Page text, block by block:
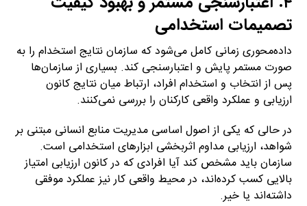
تصمیمات استخدامی
داده‌محوری زمانی کامل می‌شود که سازمان نتایج استخدام را به
صورت مستمر پایش و اعتبارسنجی کند. بسیاری از سازمان‌ها
پس از انتخاب و استخدام افراد، ارتباط میان نتایج کانون
ارزیابی و عملکرد واقعی کارکنان را بررسی نمی‌کنند.
در حالی که یکی از اصول اساسی مدیریت منابع انسانی مبتنی بر
شواهد، ارزیابی مداوم اثربخشی ابزارهای استخدامی است.
سازمان باید مشخص کند آیا افرادی که در کانون ارزیابی امتیاز
بالایی کسب کرده‌اند، در محیط واقعی کار نیز عملکرد موفقی
داشته‌اند یا خیر.